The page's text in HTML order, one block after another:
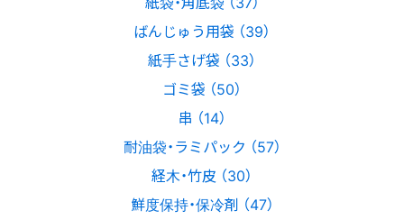
ばんじゅう用袋 （39）
紙手さげ袋 （33）
ゴミ袋 （50）
串 （14）
耐油袋・ラミパック （57）
経木・竹皮 （30）
鮮度保持・保冷剤 （47）